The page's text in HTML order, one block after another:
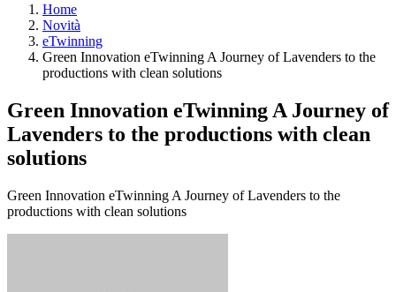
Home
Novità
eTwinning
Green Innovation eTwinning A Journey of Lavenders to the
productions with clean solutions
Green Innovation eTwinning A Journey of
Lavenders to the productions with clean
solutions
Green Innovation eTwinning A Journey of Lavenders to the
productions with clean solutions